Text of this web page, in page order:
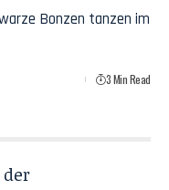
Bonzen tanzen im
3 Min Read